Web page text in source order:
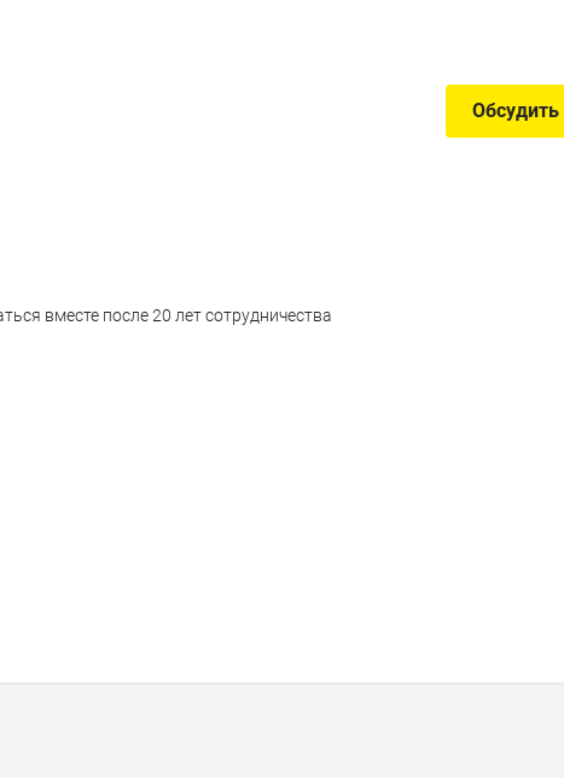
Обсудить
вместе после 20 лет сотрудничества